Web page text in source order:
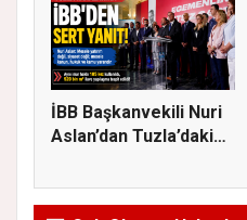
İBB Başkanvekili Nuri
Aslan’dan Tuzla’daki